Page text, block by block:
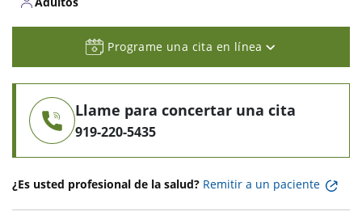
Programe una cita en línea
Llame para concertar una cita
919-220-5435
¿Es usted profesional de la salud? Remitir a un paciente